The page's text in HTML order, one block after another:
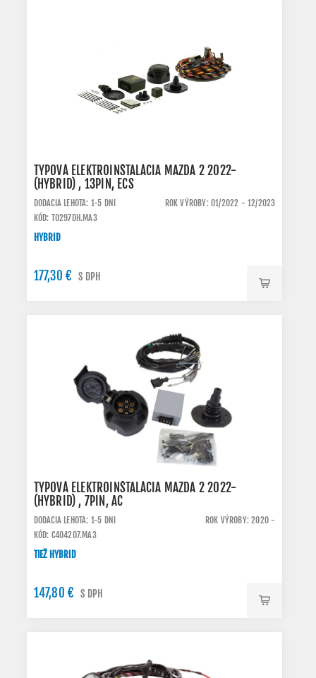
TYPOVÁ ELEKTROINŠTALÁCIA MAZDA 2 2022-
(HYBRID) , 13PIN, ECS
DODACIA LEHOTA: 1-5 DNI
ROK VÝROBY: 01/2022 - 12/2023
KÓD: TO297DH.MA3
HYBRID
177,30 € S DPH
TYPOVÁ ELEKTROINŠTALÁCIA MAZDA 2 2022-
(HYBRID) , 7PIN, AC
DODACIA LEHOTA: 1-5 DNI
ROK VÝROBY: 2020 -
KÓD: C404207.MA3
TIEŽ HYBRID
147,80 € S DPH